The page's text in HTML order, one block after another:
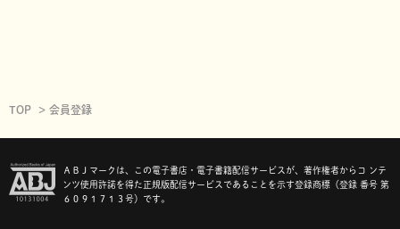
TOP 会員登録
ＡＢＪマークは、この電子書店・電子書籍配信サービスが、著作権者からコ ンテ
ンツ使用許諾を得た正規版配信サービスであることを示す登録商標（登録 番号 第
６０９１７１３号）です。